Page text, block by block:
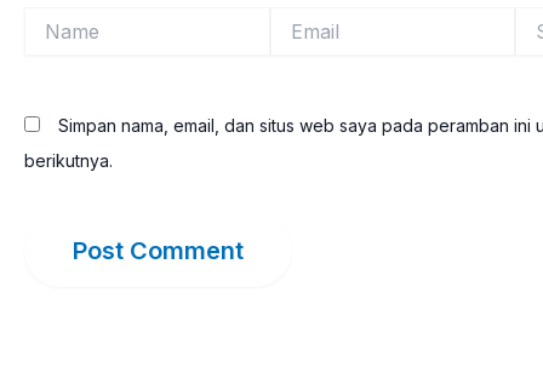
Simpan nama, email, dan situs web saya pada peramban ini
berikutnya.